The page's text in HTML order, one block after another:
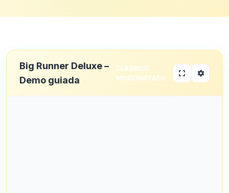
Big Runner Deluxe –
Demo guiada
CLÁSSICO
MODERNIZADO